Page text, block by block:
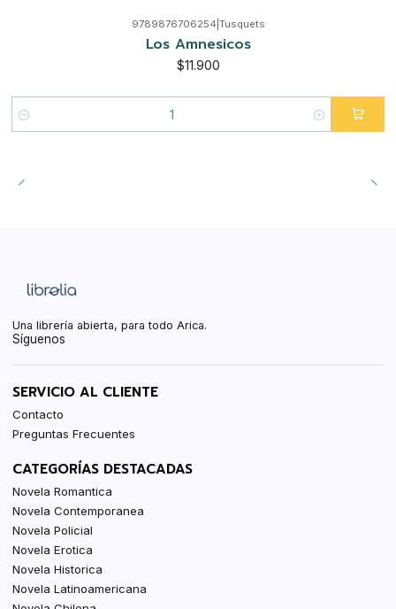
9789876706254 Tusquets
Los Amnesicos
$11.900
Cantidad
Una librería abierta, para todo Arica.
Síguenos
SERVICIO AL CLIENTE
Contacto
Preguntas Frecuentes
CATEGORÍAS DESTACADAS
Novela Romantica
Novela Contemporanea
Novela Policial
Novela Erotica
Novela Historica
Novela Latinoamericana